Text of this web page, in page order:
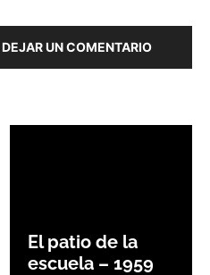
UN COMENTARIO
El patio de la
escuela – 1959